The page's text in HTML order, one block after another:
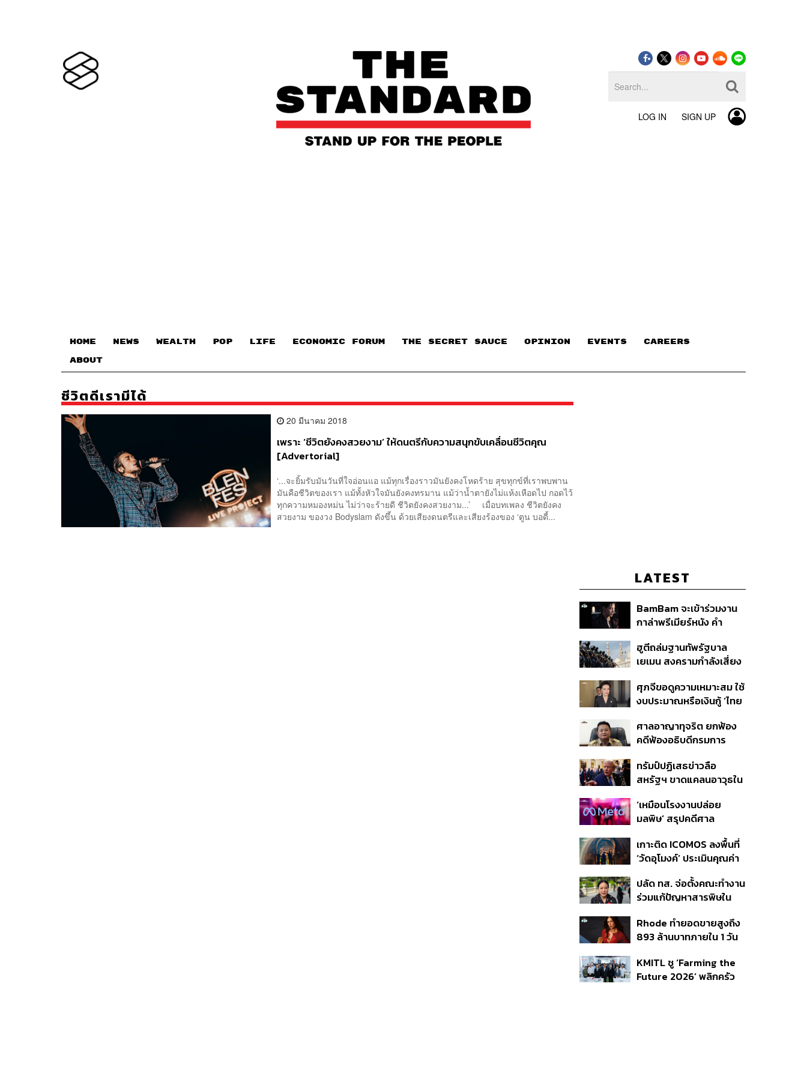
LOG IN SIGN UP
HOME NEWS WEALTH POP LIFE ECONOMIC FORUM THE SECRET SAUCE​ OPINION EVENTS CAREERS
ABOUT
ชีวิตดีเรามีได้
20 มีนาคม 2018
เพราะ ‘ชีวิตยังคงสวยงาม’ ให้ดนตรีกับความสนุกขับเคลื่อนชีวิตคุณ
[Advertorial]
‘...จะยิ้มรับมันวันที่ใจอ่อนแอ แม้ทุกเรื่องราวมันยังคงโหดร้าย สุขทุกข์ที่เราพบพาน
มันคือชีวิตของเรา แม้ทั้งหัวใจมันยังคงทรมาน แม้ว่าน้ำตายังไม่แห้งเหือดไป กอดไว้
ทุกความหมองหม่น ไม่ว่าจะร้ายดี ชีวิตยังคงสวยงาม...’ เมื่อบทเพลง ชีวิตยังคง
สวยงาม ของวง Bodyslam ดังขึ้น ด้วยเสียงดนตรีและเสียงร้องของ ‘ตูน บอดี้...
LATEST
BamBam จะเข้าร่วมงาน
กาล่าพรีเมียร์หนัง คำ
ฮูตีถล่มฐานทัพรัฐบาล
เยเมน สงครามกำลังเสี่ยง
ศุภจีขอดูความเหมาะสม ใช้
งบประมาณหรือเงินกู้ ‘ไทย
‘ไทยช่วยไทยพลัส เฟส 2’
ไม่จำเป็นต้องออกพร้อมกัน
ศาลอาญาทุจริต ยกฟ้อง
คดีฟ้องอธิบดีกรมการ
จังหวัดภูเก็ต’ ชอบด้วยขั้น
ตอน
ทรัมป์ปฏิเสธข่าวลือ
สหรัฐฯ ขาดแคลนอาวุธใน
เผยกำลังล่าตัวคนปล่อย
ข่าว
‘เหมือนโรงงานปล่อย
มลพิษ’ สรุปคดีศาล
กระทบสุขภาพจิตเด็ก คุม
เข้ม AI Chatbot
เกาะติด ICOMOS ลงพื้นที่
‘วัดอุโมงค์’ ประเมินคุณค่า
มรดกโลกปี 2570
ปลัด ทส. จ่อตั้งคณะทำงาน
ร่วมแก้ปัญหาสารพิษใน
เมียนมา เล็งเริ่มถกนัดแรก
ส.ค.นี้
Rhode ทำยอดขายสูงถึง
893 ล้านบาทภายใน 1 วัน
ล่าสุด
KMITL ชู ‘Farming the
Future 2026’ พลิกครัว